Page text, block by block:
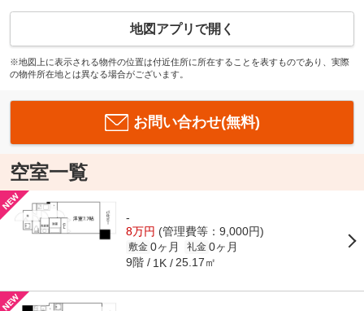
地図アプリで開く
※地図上に表示される物件の位置は付近住所に所在することを表すものであり、実際
の物件所在地とは異なる場合がございます。
お問い合わせ(無料)
空室一覧
-
8万円 (管理費等：9,000円)
敷金 0ヶ月 礼金 0ヶ月
9階 1K 25.17㎡